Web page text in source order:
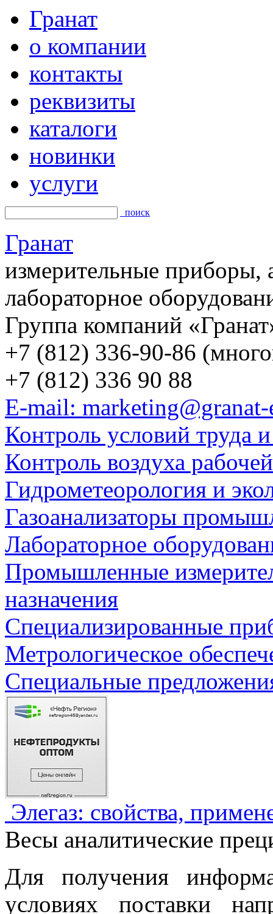
Гранат
о компании
контакты
реквизиты
каталоги
новинки
услуги
поиск
Гранат
измерительные приборы,
лабораторное
Группа компаний
+7 (812) 336-90-86
+7 (812) 336 90 88
E-mail:
Контроль условий труда
Контроль воздуха
Гидрометеорология и
Газоанализаторы
Лабораторное
Промышленные
назначения
Специализированные
Метрологическое
Специальные
Элегаз: свойства,
Весы аналитические
Для получения
условиях поставки